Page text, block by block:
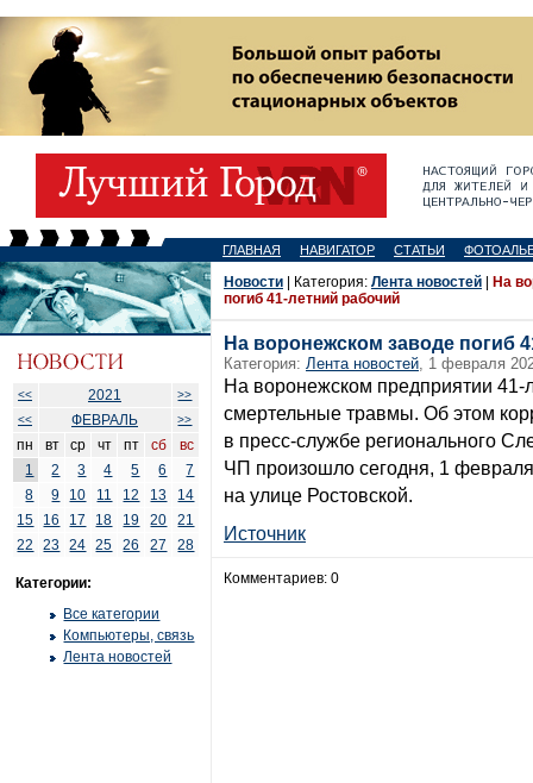
ГЛАВНАЯ НАВИГАТОР СТАТЬИ
<< 2021
>>
<<
ФЕВРАЛЬ >>
пн вт ср чт пт сб
вс
1
2 3 4 5 6
7
8
9 10 11 12 13
14
15
16 17 18 19 20
21
22
23 24 25 26 27 28
Категории:
Все категории
Компьютеры, связь
Лента новостей
Новости | Категория: Лента новостей
На
погиб 41-летний рабочий
На воронежском заводе погиб
Категория: Лента новостей, 1 февраля
На воронежском предприятии 41-
смертельные травмы. Об этом
в пресс-службе регионального
ЧП произошло сегодня, 1
на улице Ростовской.
Источник
Комментариев: 0